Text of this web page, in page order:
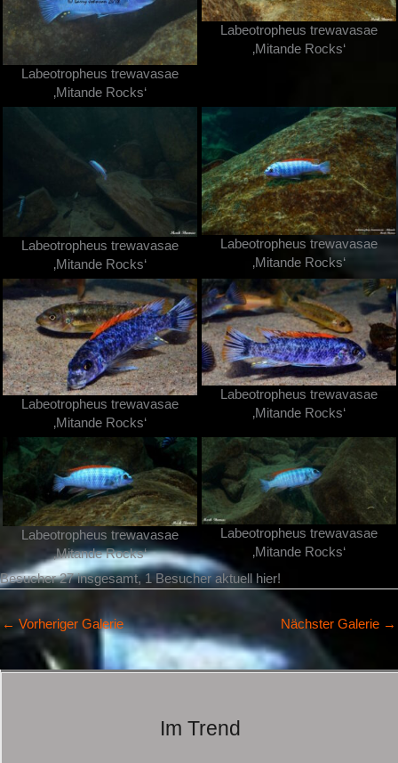
Labeotropheus trewavasae
‚Mitande Rocks‘
Labeotropheus trewavasae
‚Mitande Rocks‘
Labeotropheus trewavasae
‚Mitande Rocks‘
Labeotropheus trewavasae
‚Mitande Rocks‘
Labeotropheus trewavasae
‚Mitande Rocks‘
Labeotropheus trewavasae
‚Mitande Rocks‘
Labeotropheus trewavasae
‚Mitande Rocks‘
Labeotropheus trewavasae
‚Mitande Rocks‘
Besucher 27 insgesamt, 1 Besucher aktuell hier!
← Vorheriger Galerie Nächster Galerie →
Im Trend